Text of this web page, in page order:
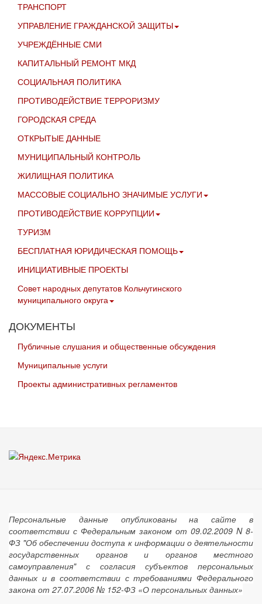
ТРАНСПОРТ
УПРАВЛЕНИЕ ГРАЖДАНСКОЙ ЗАЩИТЫ
УЧРЕЖДЁННЫЕ СМИ
КАПИТАЛЬНЫЙ РЕМОНТ МКД
СОЦИАЛЬНАЯ ПОЛИТИКА
ПРОТИВОДЕЙСТВИЕ ТЕРРОРИЗМУ
ГОРОДСКАЯ СРЕДА
ОТКРЫТЫЕ ДАННЫЕ
МУНИЦИПАЛЬНЫЙ КОНТРОЛЬ
ЖИЛИЩНАЯ ПОЛИТИКА
МАССОВЫЕ СОЦИАЛЬНО ЗНАЧИМЫЕ УСЛУГИ
ПРОТИВОДЕЙСТВИЕ КОРРУПЦИИ
ТУРИЗМ
БЕСПЛАТНАЯ ЮРИДИЧЕСКАЯ ПОМОЩЬ
ИНИЦИАТИВНЫЕ ПРОЕКТЫ
Совет народных депутатов Кольчугинского
муниципального округа
ДОКУМЕНТЫ
Публичные слушания и общественные обсуждения
Муниципальные услуги
Проекты административных регламентов
Персональные данные опубликованы на сайте в
соответствии с Федеральным законом от 09.02.2009 N 8-
ФЗ "Об обеспечении доступа к информации о деятельности
государственных органов и органов местного
самоуправления" с согласия субъектов персональных
данных и в соответствии с требованиями Федерального
закона от 27.07.2006 № 152-ФЗ «О персональных данных»